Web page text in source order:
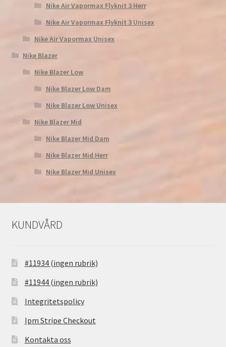
Nike Air Vapormax Flyknit 3 Herr
Nike Air Vapormax Flyknit 3 Unisex
Nike Air Vapormax Unisex
Nike Blazer
Nike Blazer Low
Nike Blazer Low Dam
Nike Blazer Low Unisex
Nike Blazer Mid
Nike Blazer Mid Dam
Nike Blazer Mid Herr
Nike Blazer Mid Unisex
KUNDVÅRD
#11934 (ingen rubrik)
#11944 (ingen rubrik)
Integritetspolicy
Ipm Stripe Checkout
Kontakta oss